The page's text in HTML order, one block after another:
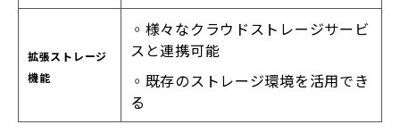
拡張ストレージ
機能
◦様々なクラウドストレージサービ
スと連携可能
◦既存のストレージ環境を活用でき
る